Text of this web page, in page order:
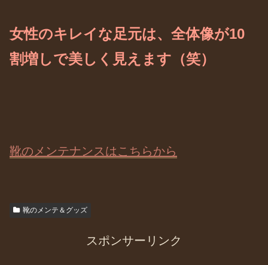
女性のキレイな足元は、全体像が10
割増しで美しく見えます（笑）
靴のメンテナンスはこちらから
靴のメンテ＆グッズ
スポンサーリンク